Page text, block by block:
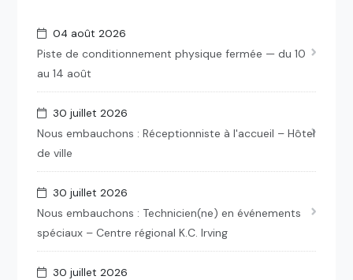
04 août 2026
Piste de conditionnement physique fermée — du 10
au 14 août
30 juillet 2026
Nous embauchons : Réceptionniste à l'accueil – Hôtel
de ville
30 juillet 2026
Nous embauchons : Technicien(ne) en événements
spéciaux – Centre régional K.C. Irving
30 juillet 2026